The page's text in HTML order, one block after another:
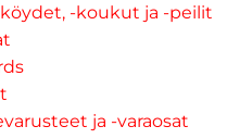
-koukut ja -peilit
ja -varaosat